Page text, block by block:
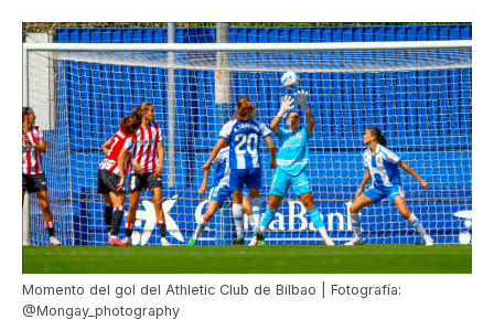
Momento del gol del Athletic Club de Bilbao | Fotografía:
@Mongay_photography